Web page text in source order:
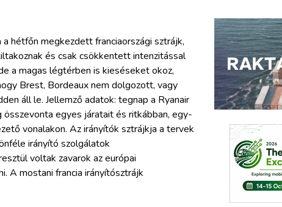
hétfőn megkezdett franciaországi sztrájk,
és csak csökkentett intenzitással
a magas légtérben is kieséseket okoz,
Brest, Bordeaux nem dolgozott, vagy
áll le. Jellemző adatok: tegnap a Ryanair
egyes járatait és ritkábban, egy-
vonalakon. Az irányítók sztrájkja a tervek
irányító szolgálatok
voltak zavarok az európai
A mostani francia irányítósztrájk